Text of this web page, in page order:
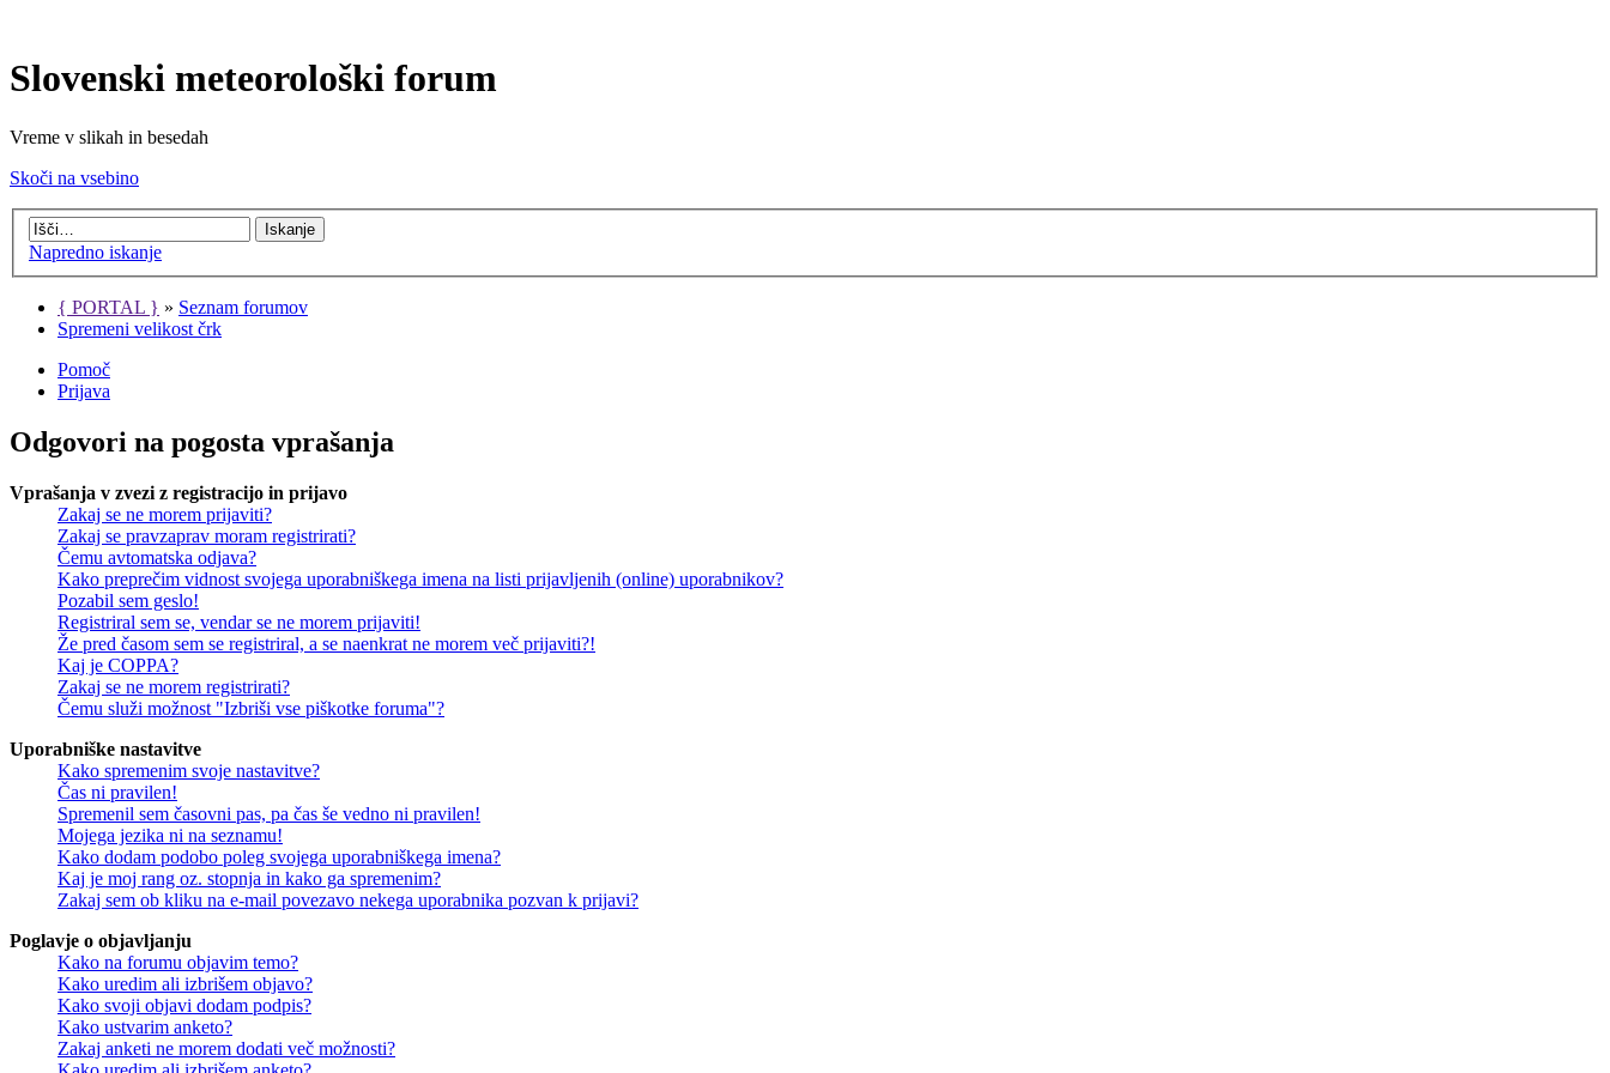
Slovenski meteorološki forum
Vreme v slikah in besedah
Skoči na vsebino
Napredno iskanje
{ PORTAL } » Seznam forumov
Spremeni velikost črk
Pomoč
Prijava
Odgovori na pogosta vprašanja
Vprašanja v zvezi z registracijo in prijavo
Zakaj se ne morem prijaviti?
Zakaj se pravzaprav moram registrirati?
Čemu avtomatska odjava?
Kako preprečim vidnost svojega uporabniškega imena na listi prijavljenih (online) uporabnikov?
Pozabil sem geslo!
Registriral sem se, vendar se ne morem prijaviti!
Že pred časom sem se registriral, a se naenkrat ne morem več prijaviti?!
Kaj je COPPA?
Zakaj se ne morem registrirati?
Čemu služi možnost "Izbriši vse piškotke foruma"?
Uporabniške nastavitve
Kako spremenim svoje nastavitve?
Čas ni pravilen!
Spremenil sem časovni pas, pa čas še vedno ni pravilen!
Mojega jezika ni na seznamu!
Kako dodam podobo poleg svojega uporabniškega imena?
Kaj je moj rang oz. stopnja in kako ga spremenim?
Zakaj sem ob kliku na e-mail povezavo nekega uporabnika pozvan k prijavi?
Poglavje o objavljanju
Kako na forumu objavim temo?
Kako uredim ali izbrišem objavo?
Kako svoji objavi dodam podpis?
Kako ustvarim anketo?
Zakaj anketi ne morem dodati več možnosti?